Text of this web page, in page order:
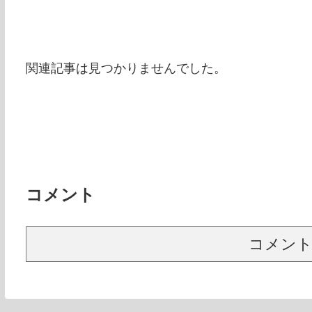
関連記事は見つかりませんでした。
コメント
コメン